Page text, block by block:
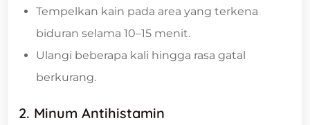
Tempelkan kain pada area yang terkena
biduran selama 10–15 menit.
Ulangi beberapa kali hingga rasa gatal
berkurang.
2. Minum Antihistamin